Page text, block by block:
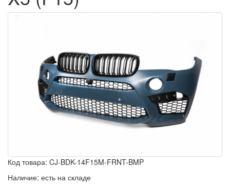
Код товара: CJ-BDK-14F15M-FRNT-BMP
Наличие: есть на складе